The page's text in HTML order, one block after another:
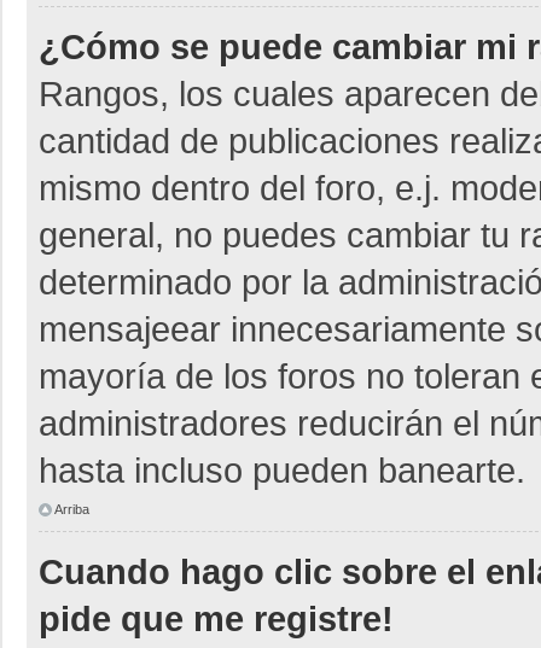
¿Cómo se puede cambiar mi
Rangos, los cuales aparecen
cantidad de publicaciones
mismo dentro del foro, e.j.
general, no puedes cambiar tu
determinado por la
mensajeear innecesariamente
mayoría de los foros no toleran
administradores reducirán el
hasta incluso pueden banearte.
Arriba
Cuando hago clic sobre el
pide que me registre!